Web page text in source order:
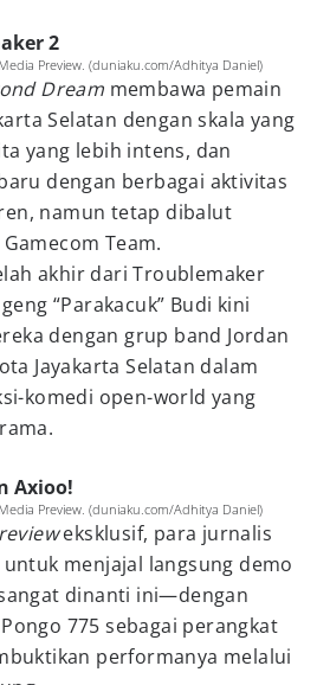
2
Preview. (duniaku.com/Adhitya Daniel)
Dream membawa pemain
Selatan dengan skala yang
yang lebih intens, dan
dengan berbagai aktivitas
namun tetap dibalut
Team.
akhir dari Troublemaker
“Parakacuk” Budi kini
dengan grup band Jordan
Jayakarta Selatan dalam
komedi open-world yang
Axioo!
Preview. (duniaku.com/Adhitya Daniel)
eksklusif, para jurnalis
menjajal langsung demo
dinanti ini—dengan
775 sebagai perangkat
performanya melalui